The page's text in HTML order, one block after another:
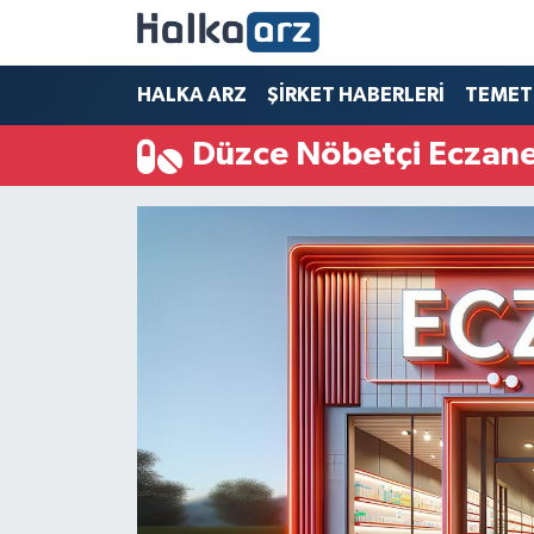
HALKA ARZ ŞİRKET HABERLERİ
Düzce Nöbetçi
HALKA ARZ
SERMAYE ARTIRIMI
ŞİRKET HABERLERİ